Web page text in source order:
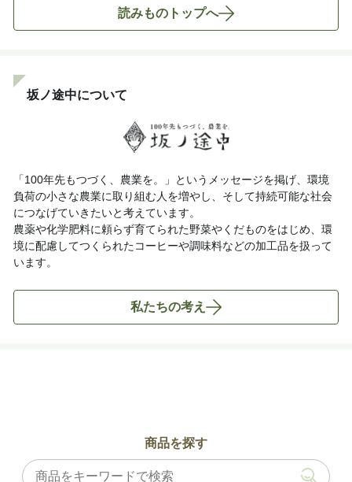
読みものトップへ
坂ノ途中について
「100年先もつづく、農業を。」というメッセージを掲げ、環境
負荷の小さな農業に取り組む人を増やし、そして持続可能な社会
につなげていきたいと考えています。
農薬や化学肥料に頼らず育てられた野菜やくだものをはじめ、環
境に配慮してつくられたコーヒーや調味料などの加工品を扱って
います。
私たちの考え
商品を探す